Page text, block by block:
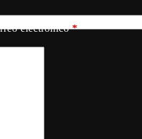
electrónico*